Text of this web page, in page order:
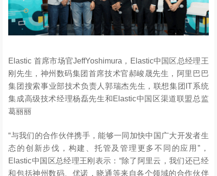
Elastic 首席市场官JeffYoshimura，Elastic中国区总经理王
刚先生，神州数码集团首席技术官郝峻晟先生，阿里巴巴
集团搜索事业部技术负责人郭瑞杰先生，联想集团IT系统
集成高级技术经理杨磊先生和Elastic中国区渠道联盟总监
葛丽丽
“与我们的合作伙伴携手，能够一同加快中国广大开发者生
态的创新步伐，构建、托管及管理更多不同的应用”，
Elastic中国区总经理王刚表示：“除了阿里云，我们还已经
和包括神州数码、优诺，晓通等来自各个领域的合作伙伴